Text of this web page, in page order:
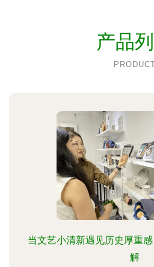
产品
当文艺小清新遇见历史厚重
解